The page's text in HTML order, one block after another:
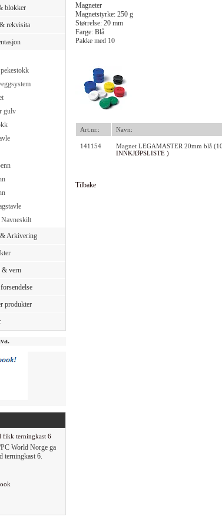
blokker
rekvisita
gulv
Arkivering
& vern
produkter
fikk terningkast 6
World Norge ga
terningkast 6.
Magneter
Magnetstyrke: 250 g
Størrelse: 20 mm
Farge: Blå
Pakke med 10
Art.nr.: Navn:
141154 Magnet LEGAMASTER 20mm blå
INNKJØPSLISTE )
Tilbake